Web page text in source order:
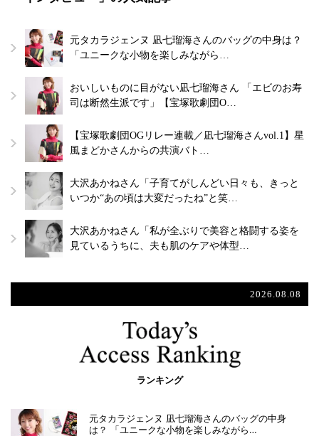
元タカラジェンヌ 凪七瑠海さんのバッグの中身は？
「ユニークな小物を楽しみながら…
おいしいものに目がない凪七瑠海さん 「エビのお寿
司は断然生派です」【宝塚歌劇団O…
【宝塚歌劇団OGリレー連載／凪七瑠海さんvol.1】星
風まどかさんからの共演バト…
大沢あかねさん「子育てがしんどい日々も、きっと
いつか“あの頃は大変だったね”と笑…
大沢あかねさん「私が全ぶりで美容と格闘する姿を
見ているうちに、夫も肌のケアや体型…
2026.08.08
ランキング
元タカラジェンヌ 凪七瑠海さんのバッグの中身
は？ 「ユニークな小物を楽しみながら…